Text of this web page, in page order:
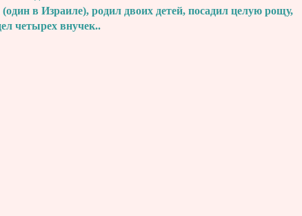
в Израиле), родил двоих детей, посадил целую рощу,
четырех внучек..